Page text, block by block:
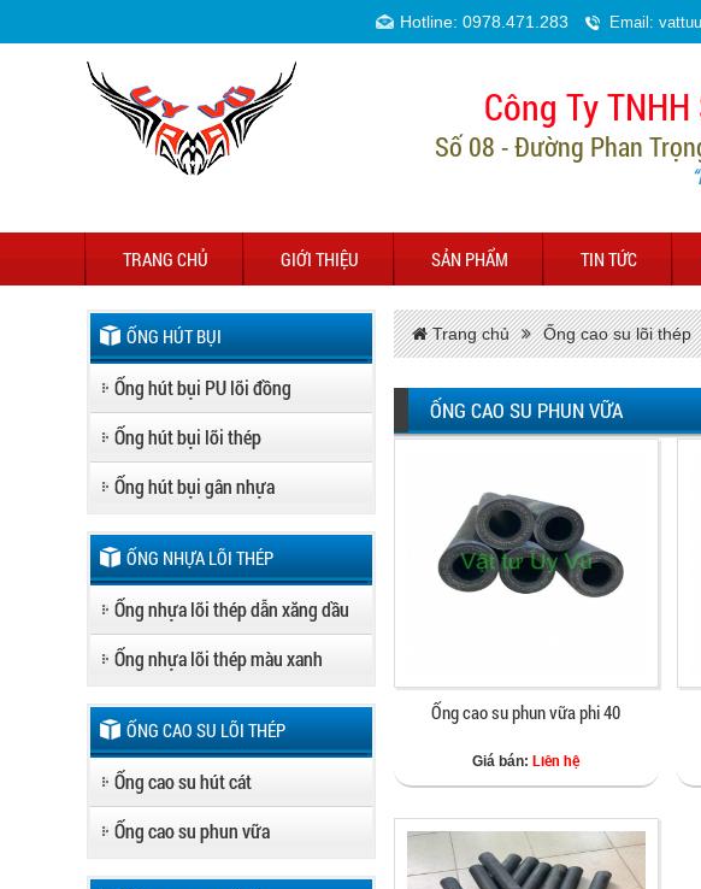
Hotline: 0978.471.283 Email:
Công Ty
Số 08 - Đường Phan
TRANG CHỦ GIỚI THIỆU SẢN PHẨM TIN TỨC
ỐNG HÚT BỤI
Ống hút bụi PU lõi đồng
Ống hút bụi lõi thép
Ống hút bụi gân nhựa
ỐNG NHỰA LÕI THÉP
Ống nhựa lõi thép dẫn xăng dầu
Ống nhựa lõi thép màu xanh
ỐNG CAO SU LÕI THÉP
Ống cao su hút cát
Ống cao su phun vữa
Trang chủ Ống cao su lõi thép
ỐNG CAO SU PHUN VỮA
Ống cao su phun vữa phi 40
Giá bán: Liên hệ